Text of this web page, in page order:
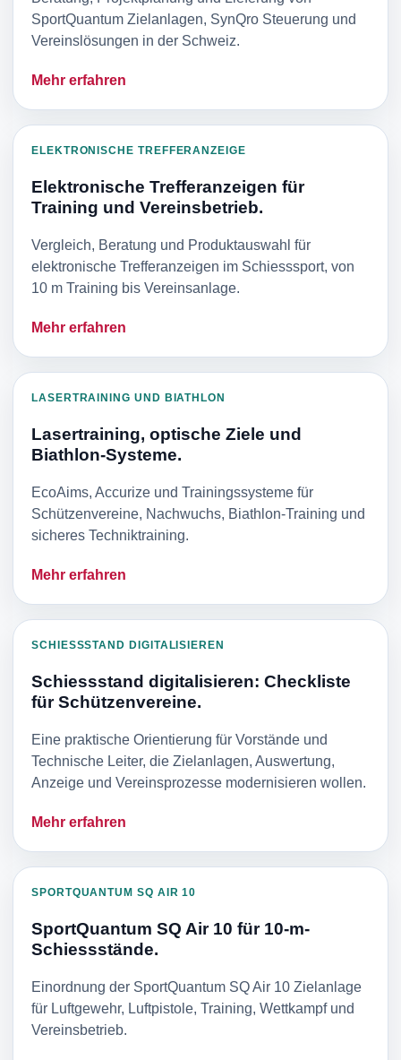
SportQuantum Zielanlagen, SynQro Steuerung und
Vereinslösungen in der Schweiz.
Mehr erfahren
ELEKTRONISCHE TREFFERANZEIGE
Elektronische Trefferanzeigen für
Training und Vereinsbetrieb.
Vergleich, Beratung und Produktauswahl für
elektronische Trefferanzeigen im Schiesssport, von
10 m Training bis Vereinsanlage.
Mehr erfahren
LASERTRAINING UND BIATHLON
Lasertraining, optische Ziele und
Biathlon-Systeme.
EcoAims, Accurize und Trainingssysteme für
Schützenvereine, Nachwuchs, Biathlon-Training und
sicheres Techniktraining.
Mehr erfahren
SCHIESSSTAND DIGITALISIEREN
Schiessstand digitalisieren: Checkliste
für Schützenvereine.
Eine praktische Orientierung für Vorstände und
Technische Leiter, die Zielanlagen, Auswertung,
Anzeige und Vereinsprozesse modernisieren wollen.
Mehr erfahren
SPORTQUANTUM SQ AIR 10
SportQuantum SQ Air 10 für 10-m-
Schiessstände.
Einordnung der SportQuantum SQ Air 10 Zielanlage
für Luftgewehr, Luftpistole, Training, Wettkampf und
Vereinsbetrieb.